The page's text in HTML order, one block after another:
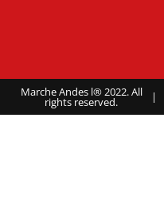
Marche Andes l® 2022. All
rights reserved. |